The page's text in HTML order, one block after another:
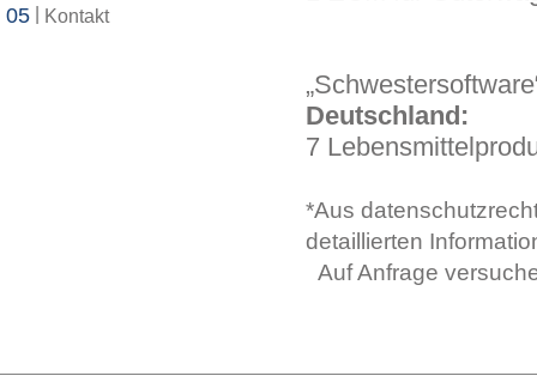
05 Kontakt
Deutschland:
7
*Aus
detaillierten
Auf Anfrage